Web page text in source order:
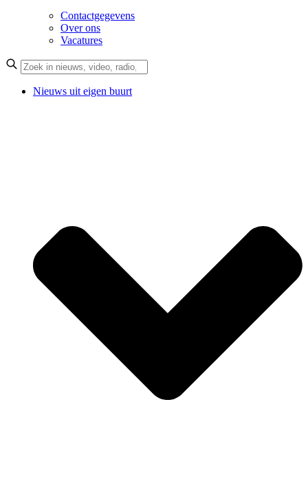
Contactgegevens
Over ons
Vacatures
Nieuws uit eigen buurt